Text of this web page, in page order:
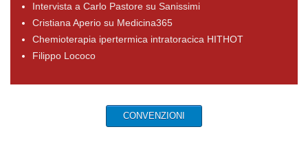
Intervista a Carlo Pastore su Sanissimi
Cristiana Aperio su Medicina365
Chemioterapia ipertermica intratoracica HITHOT
Filippo Lococo
CONVENZIONI